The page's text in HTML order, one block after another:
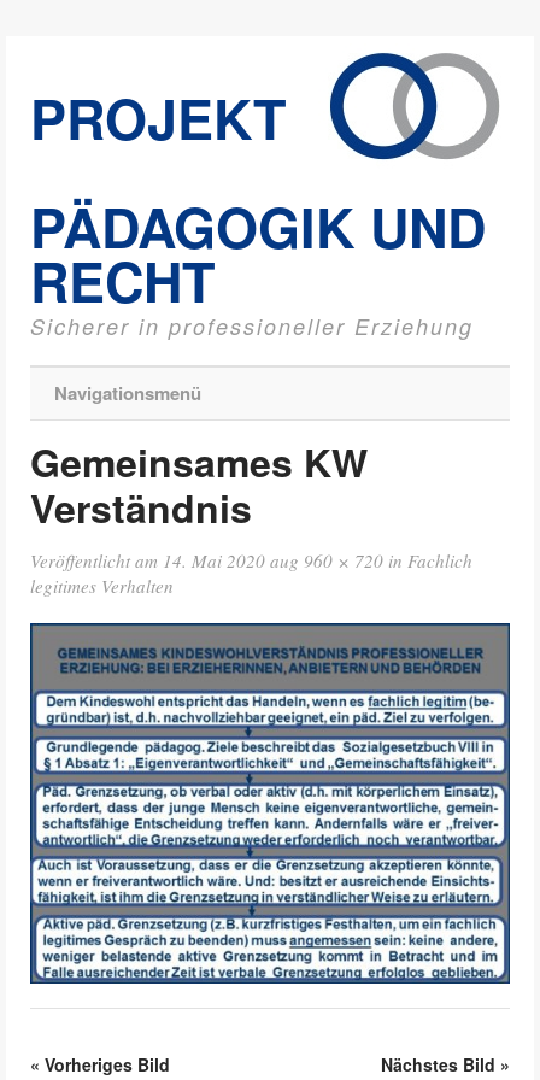
PROJEKT
PÄDAGOGIK UND
RECHT
Sicherer in professioneller Erziehung
Navigationsmenü
Gemeinsames KW
Verständnis
Veröffentlicht am 14. Mai 2020 aug 960 × 720 in Fachlich
legitimes Verhalten
« Vorheriges Bild Nächstes Bild »